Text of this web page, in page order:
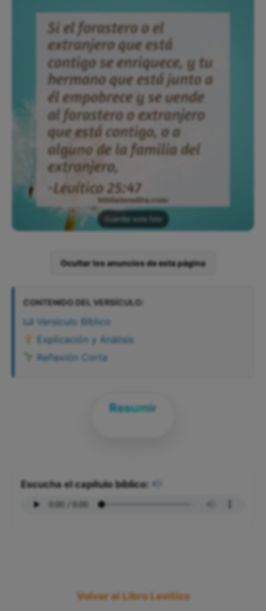
Guardar esta foto
Ocultar los anuncios de esta página
CONTENIDO DEL VERSÍCULO:
Versículo Bíblico
Explicación y Análisis
Reflexión Corta
Resumir
Escucha el capítulo bíblico:
Volver al Libro Levítico